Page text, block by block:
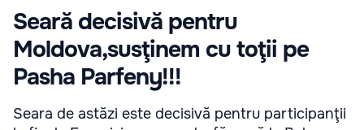
Seară decisivă pentru
Moldova,susţinem cu toţii pe
Pasha Parfeny!!!
Seara de astăzi este decisivă pentru participanţii